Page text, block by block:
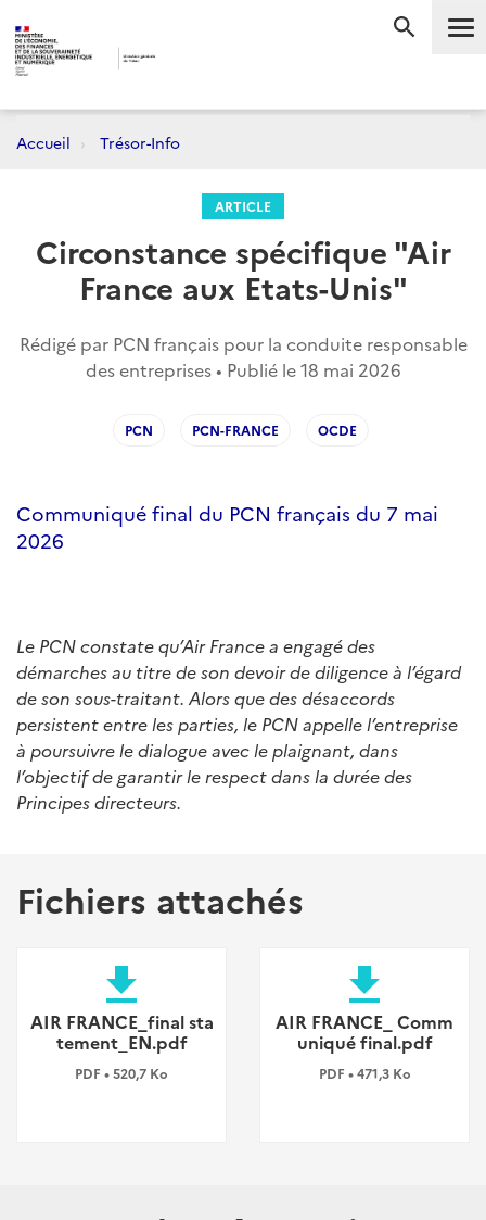
Accueil Trésor-Info
ARTICLE
Circonstance spécifique "Air
France aux Etats-Unis"
Rédigé par PCN français pour la conduite responsable
des entreprises • Publié le18 mai 2026
PCN PCN-FRANCE OCDE
Communiqué final du PCN français du 7 mai
2026
Le PCN constate qu’Air France a engagé des
démarches au titre de son devoir de diligence à l’égard
de son sous-traitant. Alors que des désaccords
persistent entre les parties, le PCN appelle l’entreprise
à poursuivre le dialogue avec le plaignant, dans
l’objectif de garantir le respect dans la durée des
Principes directeurs.
Fichiers attachés
file_download
AIR FRANCE_final sta
tement_EN.pdf
PDF • 520,7 Ko
file_download
AIR FRANCE_ Comm
uniqué final.pdf
PDF • 471,3 Ko